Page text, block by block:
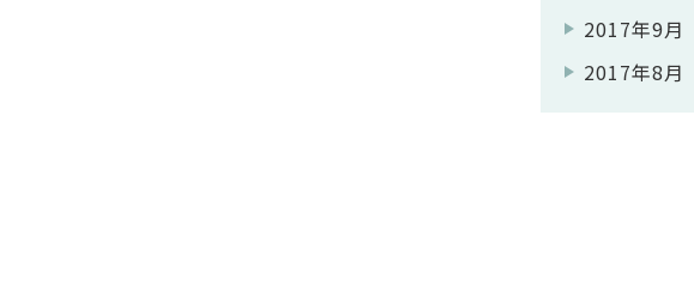
2017年9月
2017年8月